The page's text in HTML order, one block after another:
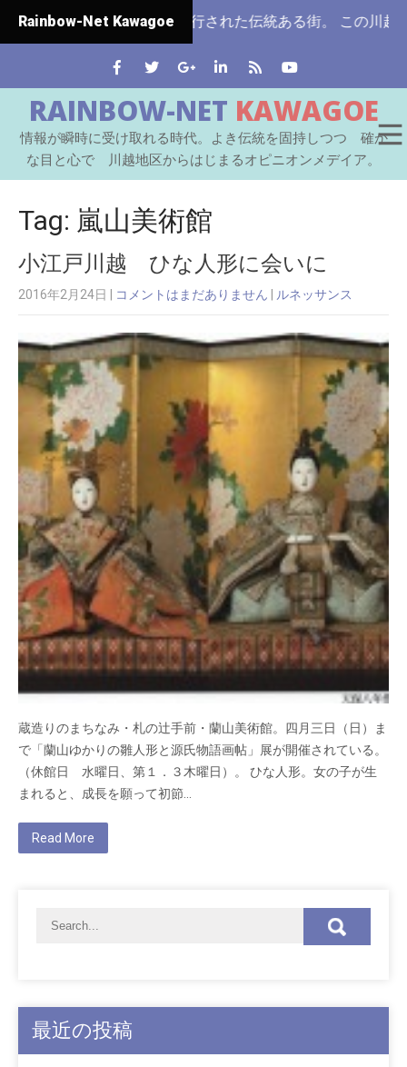
Rainbow-Net Kawagoe
県ではじめて市制施行された伝統ある街。 この川越をはじ
RAINBOW-NET KAWAGOE
情報が瞬時に受け取れる時代。よき伝統を固持しつつ 確か
な目と心で 川越地区からはじまるオピニオンメデイア。
Tag: 嵐山美術館
小江戸川越 ひな人形に会いに
2016年2月24日 コメントはまだありません ルネッサンス
蔵造りのまちなみ・札の辻手前・蘭山美術館。四月三日（日）ま
で「蘭山ゆかりの雛人形と源氏物語画帖」展が開催されている。
（休館日 水曜日、第１．３木曜日）。 ひな人形。女の子が生
まれると、成長を願って初節…
Read More
最近の投稿